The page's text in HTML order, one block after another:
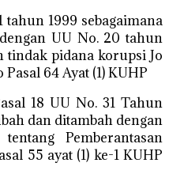
tahun 1999 sebagaimana
UU No. 20 tahun
tindak pidana korupsi Jo
Pasal 64 Ayat (1) KUHP
18 UU No. 31 Tahun
dan ditambah dengan
Pemberantasan
55 ayat (1) ke-1 KUHP